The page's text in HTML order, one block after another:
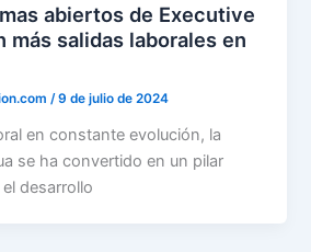
abiertos de Executive
más salidas laborales en
/9 de julio de 2024
en constante evolución, la
se ha convertido en un pilar
desarrollo